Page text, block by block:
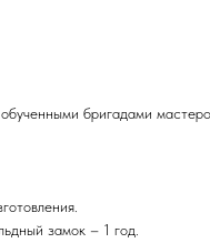
бригадами
замок – 1 год.